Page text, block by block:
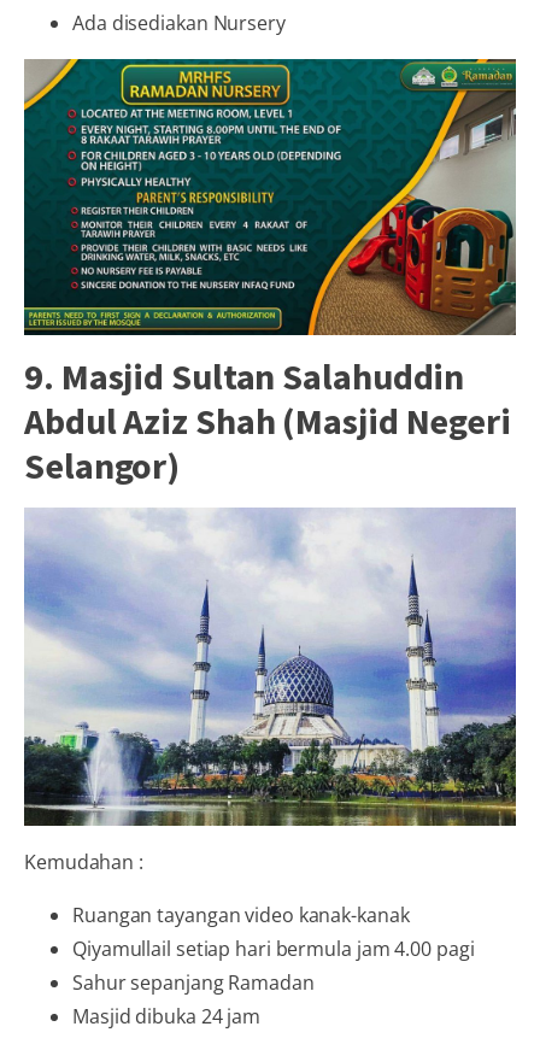
Ada disediakan Nursery
9. Masjid Sultan Salahuddin
Abdul Aziz Shah (Masjid Negeri
Selangor)
Kemudahan :
Ruangan tayangan video kanak-kanak
Qiyamullail setiap hari bermula jam 4.00 pagi
Sahur sepanjang Ramadan
Masjid dibuka 24 jam